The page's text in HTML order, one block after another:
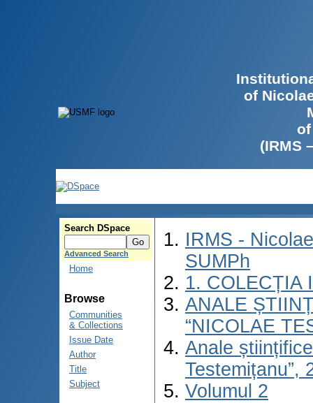
of
(IRMS
Search DSpace
Advanced Search
Home
Browse
Communities
& Collections
Issue Date
Author
Title
Subject
IRMS -
SUMPh
1. COLECȚIA
ANALE
“NICOLAE
Anale
Testemițanu”,
Volumul 2